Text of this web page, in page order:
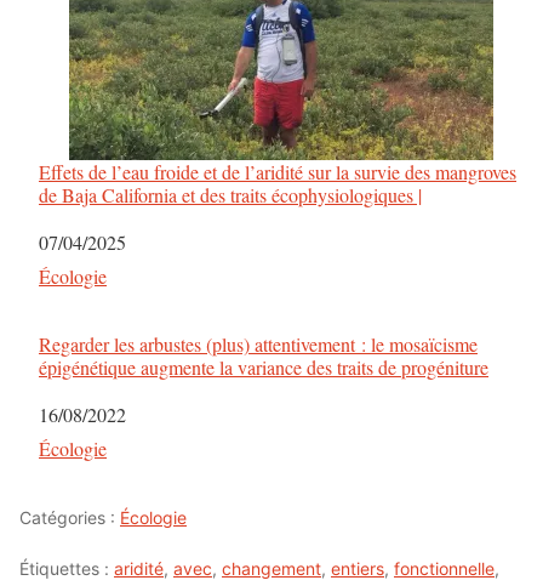
Effets de l’eau froide et de l’aridité sur la survie des mangroves
de Baja California et des traits écophysiologiques |
Date
07/04/2025
Par rapport à
Écologie
Regarder les arbustes (plus) attentivement : le mosaïcisme
épigénétique augmente la variance des traits de progéniture
Date
16/08/2022
Par rapport à
Écologie
Catégories : Écologie
Étiquettes : aridité, avec, changement, entiers, fonctionnelle,